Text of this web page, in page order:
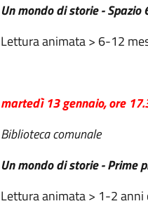
Un mondo di storie - Spazio
Lettura animata > 6-12
martedì 13 gennaio, ore
Biblioteca comunale
Un mondo di storie - Prime
Lettura animata > 1-2 anni